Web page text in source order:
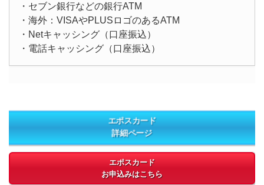
・セブン銀行などの銀行ATM
・海外：VISAやPLUSロゴのあるATM
・Netキャッシング（口座振込）
・電話キャッシング（口座振込）
エポスカード
詳細ページ
エポスカード
お申込みはこちら